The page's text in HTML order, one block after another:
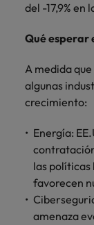
del -17,9%
Qué esperar
A medida
algunas
crecimiento:
Energía:
las
favorecen
amenaza